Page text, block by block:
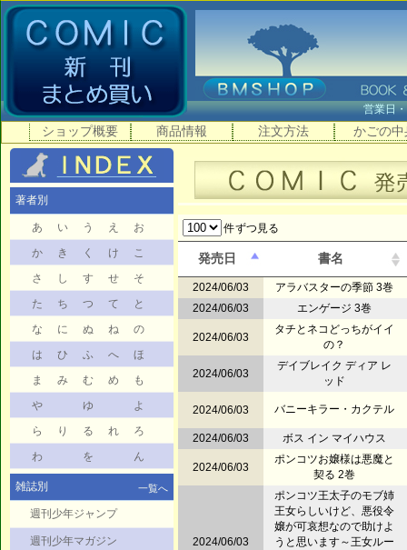
営業
ショップ概要 商品情報 注文方法 かごの中
著者別
あ い う え
お
か
き く け
こ
さ
し す せ
そ
た
ち つ て
と
な
に ぬ ね
の
は
ひ ふ へ
ほ
ま
み む め
も
や
ゆ
よ
ら
り る れ
ろ
わ
を ん
雑誌別 一覧へ
週刊少年ジャンプ
週刊少年マガジン
件ずつ見る
発売日 書名
2024/06/03
アラバスターの季節 3巻
2024/06/03
エンゲージ 3巻
2024/06/03
タチとネコどっちがイイ
の？
2024/06/03
デイブレイク ディア レ
ッド
2024/06/03 バニーキラー・カクテル
2024/06/03 ボス イン マイハウス
2024/06/03
ポンコツお嬢様は悪魔と
契る 2巻
2024/06/03
ポンコツ王太子のモブ姉
王女らしいけど、悪役令
嬢が可哀想なので助けよ
うと思います～王女ルー